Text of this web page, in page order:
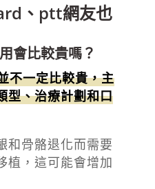
、ptt網友也
會比較貴嗎？
不一定比較貴，主
型、治療計劃和口
和骨骼退化而需要
植，這可能會增加